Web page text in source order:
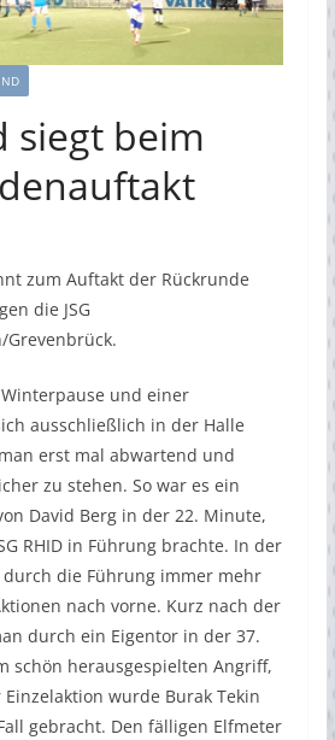
siegt beim
zum Auftakt der Rückrunde
die JSG
Grevenbrück.
und einer
ausschließlich in der Halle
erst mal abwartend und
zu stehen. So war es ein
David Berg in der 22. Minute,
RHID in Führung brachte. In der
durch die Führung immer mehr
nach vorne. Kurz nach der
durch ein Eigentor in der 37.
schön herausgespielten Angriff,
wurde Burak Tekin
gebracht. Den fälligen Elfmeter